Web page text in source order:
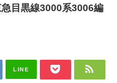
急目黒線3000系3006編
LINE